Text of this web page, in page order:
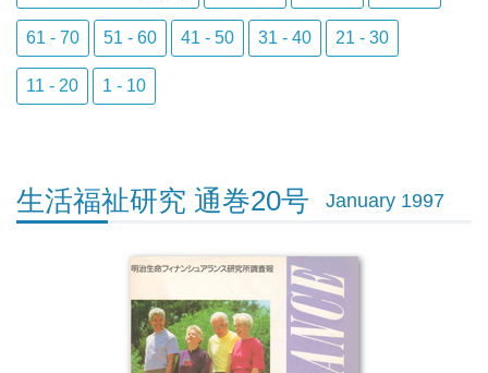
61 - 70 51 - 60 41 - 50 31 - 40 21 - 30
11 - 20 1 - 10
生活福祉研究 通巻20号 January 1997